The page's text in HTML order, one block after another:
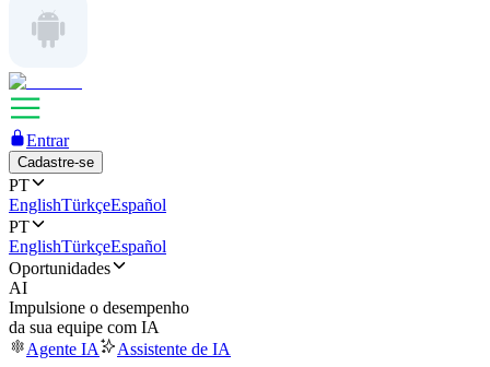
Entrar
Cadastre-se
PT
EnglishTürkçeEspañol
PT
EnglishTürkçeEspañol
Oportunidades
AI
Impulsione o desempenho
da sua equipe com IA
Agente IA
Assistente de IA